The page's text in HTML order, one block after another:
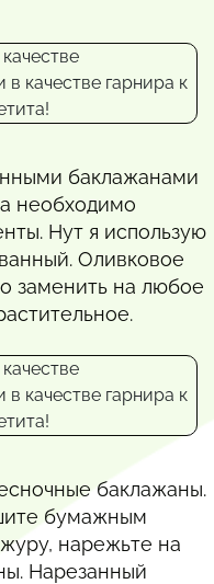
баклажанами
необходимо
Нут я использую
Оливковое
заменить на любое
баклажаны.
бумажным
нарежьте на
Нарезанный